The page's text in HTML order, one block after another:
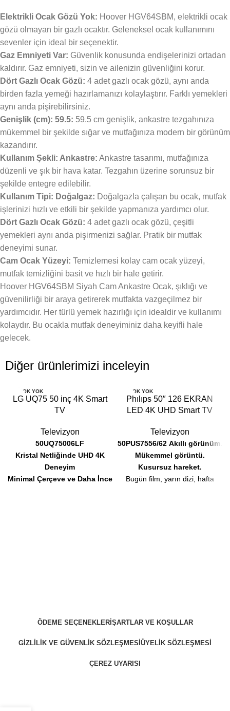
Elektrikli Ocak Gözü Yok: Hoover HGV64SBM, elektrikli ocak
gözü olmayan bir gazlı ocaktır. Geleneksel ocak kullanımını
sevenler için ideal bir seçenektir.
Gaz Emniyeti Var: Güvenlik konusunda endişelerinizi ortadan
kaldırır. Gaz emniyeti, sizin ve ailenizin güvenliğini korur.
Dört Gazlı Ocak Gözü: 4 adet gazlı ocak gözü, aynı anda
birden fazla yemeği hazırlamanızı kolaylaştırır. Farklı yemekleri
aynı anda pişirebilirsiniz.
Genişlik (cm): 59.5: 59.5 cm genişlik, ankastre tezgahınıza
mükemmel bir şekilde sığar ve mutfağınıza modern bir görünüm
kazandırır.
Kullanım Şekli: Ankastre: Ankastre tasarımı, mutfağınıza
düzenli ve şık bir hava katar. Tezgahın üzerine sorunsuz bir
şekilde entegre edilebilir.
Kullanım Tipi: Doğalgaz: Doğalgazla çalışan bu ocak, mutfak
işlerinizi hızlı ve etkili bir şekilde yapmanıza yardımcı olur.
Dört Gazlı Ocak Gözü: 4 adet gazlı ocak gözü, çeşitli
yemekleri aynı anda pişirmenizi sağlar. Pratik bir mutfak
deneyimi sunar.
Cam Ocak Yüzeyi: Temizlemesi kolay cam ocak yüzeyi,
mutfak temizliğini basit ve hızlı bir hale getirir.
Hoover HGV64SBM Siyah Cam Ankastre Ocak, şıklığı ve
güvenilirliği bir araya getirerek mutfakta vazgeçilmez bir
yardımcıdır. Her türlü yemek hazırlığı için idealdir ve kullanımı
kolaydır. Bu ocakla mutfak deneyiminiz daha keyifli hale
gelecek.
Diğer ürünlerimizi inceleyin
STOK YOK
LG UQ75 50 inç 4K Smart
TV
Televizyon
50UQ75006LF
Kristal Netliğinde UHD 4K
Deneyim
Minimal Çerçeve ve Daha İnce
STOK YOK
Phılıps 50″ 126 EKRAN
LED 4K UHD Smart TV
Televizyon
50PUS7556/62 Akıllı görünüm.
Mükemmel görüntü.
Kusursuz hareket.
Bugün film, yarın dizi, hafta
Smart TV
Canlı HDR görüntü
Sinematik görüntü ve ses
ÖDEME SEÇENEKLERIŞARTLAR VE KOŞULLAR
GIZLILIK VE GÜVENLIK SÖZLEŞMESIÜYELIK SÖZLEŞMESI
ÇEREZ UYARISI